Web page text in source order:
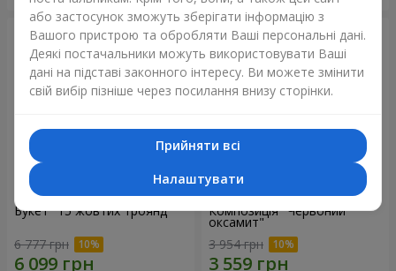
Букет "15 жовтих троянд"
6 777 грн
Композиція "Червоний
оксамит"
3 954 грн
або застосунок зможуть зберігати інформацію з
Вашого пристрою та обробляти Ваші персональні дані.
Деякі постачальники можуть використовувати Ваші
дані на підставі законного інтересу. Ви можете змінити
свій вибір пізніше через посилання внизу сторінки.
Прийняти всі
Налаштувати